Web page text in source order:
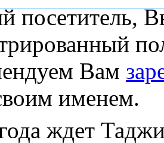
посетитель,
Вам
именем.